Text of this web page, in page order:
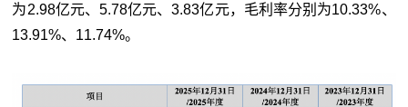
为2.98亿元、5.78亿元、3.83亿元，毛利率分别为10.33%、
13.91%、11.74%。